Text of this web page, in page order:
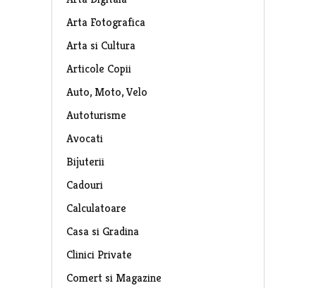
Arta Fotografica
Arta si Cultura
Articole Copii
Auto, Moto, Velo
Autoturisme
Avocati
Bijuterii
Cadouri
Calculatoare
Casa si Gradina
Clinici Private
Comert si Magazine